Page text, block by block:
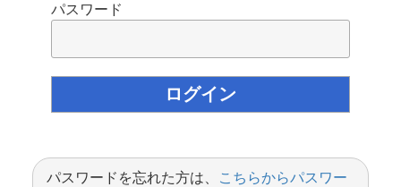
パスワード
パスワードを忘れた方は、
こちらからパスワー